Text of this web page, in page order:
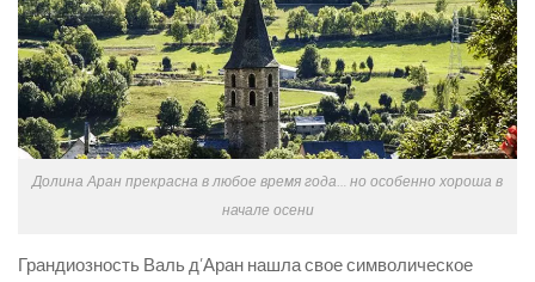
Долина Аран прекрасна в любое время года… но особенно хороша в
начале осени
Грандиозность Валь д’Аран нашла свое символическое